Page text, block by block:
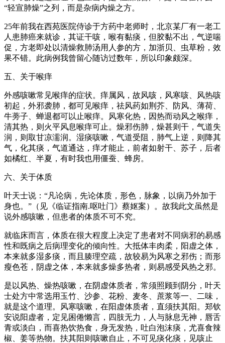
“轻宣肺燥”之列，而是杂病内燥之方。
25年前我在西苑医院侍诊于方药中老师时，北京某厂有一老工
人患肺癌来就诊，其证干咳，喉有黏痰，但胶黏不出，气逆喘
促，方老即处以清燥救肺汤用人参的方，加浙贝、虫草粉，效
果不错。此病例我曾留心随访过数年，所以印象颇深。
五、关于喉痒
外感咳嗽常见喉痒的症状。痒属风，故风咳，风寒咳、风热咳
初起，外邪袭肺，都可见喉痒，祛风药如荆芥、防风、薄荷、
牛蒡子、蝉退都可以止喉痒。风寒化热，因热而动风之喉痒，
清其热，则火平风息喉痒可止。燥邪伤肺，燥甚则干，气道失
润，则取甘凉濡润。湿痰咳嗽，气道受阻，肺气上逆，则降其
气，化其痰，气道通达，痒才能止，前者如射干、苏子，后者
如橘红、半夏，有时我也用僵蚕、蜂房。
六、关于体质
叶天士说：“凡论病，先论体质，形色，脉象，以病乃外加于
身也。”（见《临证指南.呕吐门》蔡妪案）。故我此文虽然是
说外感咳嗽，但患者的体质不可不究。
就临床而言，体质在很大程度上决定了患者对不同病邪的易感
性和既病之后病理变化的倾向性。大抵体丰肉柔，阳虚之体，
本来就多湿多痰，而且腠理空疏，故较易为风寒之邪伤；而形
瘦色苍，阴虚之体，本来就多燥多热者，则易感受风热之邪。
是以风热、燥热咳嗽，在阴虚体质者，常须照顾到阴分，叶天
士处方中常选用玉竹、沙参、花粉、麦冬、蔗浆等一、二味，
就是这个道理。风寒咳嗽，在阳虚体质者，直须扶其阳。郑钦
安说阳虚者，定见困倦懒言，四肢无力，人与脉息无神，唇舌
青或淡白，而喜热饮热食，身无发热，吐白泡沫痰，尤喜食辣
椒、姜等热物。扶其阳则咳嗽自止，不可见痰化痰，见咳止